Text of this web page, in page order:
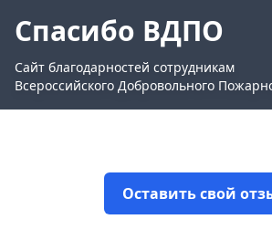
Спасибо ВДПО
Сайт благодарностей сотрудникам
Всероссийского Добровольного
Оставить свой